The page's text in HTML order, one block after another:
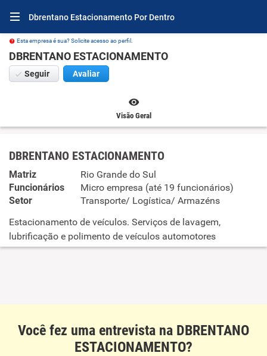
Dbrentano Estacionamento Por Dentro
Esta empresa é sua? Solicite acesso ao perfil.
DBRENTANO ESTACIONAMENTO
Seguir Avaliar
Visão Geral
DBRENTANO ESTACIONAMENTO
Matriz
Rio Grande do Sul
Funcionários
Micro empresa (até 19 funcionários)
Setor
Transporte/ Logística/ Armazéns
Estacionamento de veículos. Serviços de lavagem,
lubrificação e polimento de veículos automotores
Você fez uma entrevista na DBRENTANO
ESTACIONAMENTO?